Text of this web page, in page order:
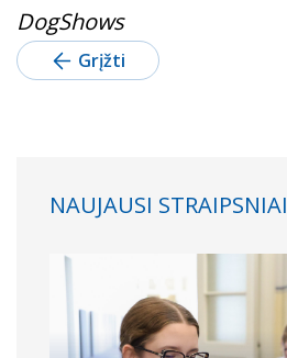
DogShows
Grįžti
NAUJAUSI STRAIPSNIAI